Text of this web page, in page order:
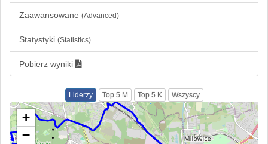
Zaawansowane (Advanced)
Statystyki (Statistics)
Pobierz wyniki
Liderzy Top 5 M Top 5 K Wszyscy
+
−